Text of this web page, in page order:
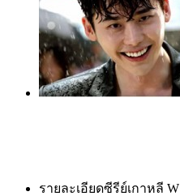
รายละเอียดซีรีย์เกาหลี W